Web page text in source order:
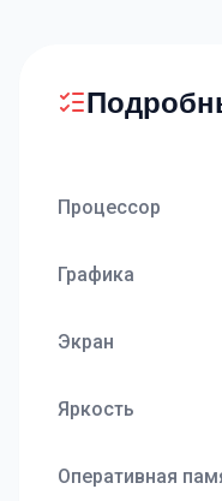
Процессор
Графика
Экран
Яркость
Оперативная